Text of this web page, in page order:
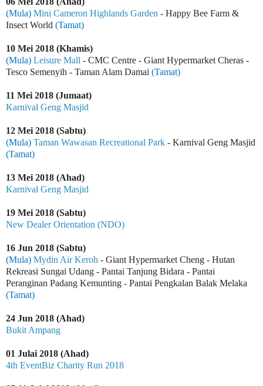
(Mula) Mini Cameron Highlands Garden - Happy Bee Farm &
Insect World (Tamat)
10 Mei 2018 (Khamis)
(Mula) Leisure Mall - CMC Centre - Giant Hypermarket Cheras -
Tesco Semenyih - Taman Alam Damai (Tamat)
11 Mei 2018 (Jumaat)
Karnival Geng Masjid
12 Mei 2018 (Sabtu)
(Mula) Taman Wawasan Recreational Park - Karnival Geng Masjid
(Tamat)
13 Mei 2018 (Ahad)
Karnival Geng Masjid
19 Mei 2018 (Sabtu)
New Dealer Orientation (NDO)
16 Jun 2018 (Sabtu)
(Mula) Mydin Air Keroh - Giant Hypermarket Cheng - Hutan
Rekreasi Sungai Udang - Pantai Tanjung Bidara - Pantai
Peranginan Padang Kemunting - Pantai Pengkalan Balak Melaka
(Tamat)
24 Jun 2018 (Ahad)
Bukit Ampang
01 Julai 2018 (Ahad)
4th EventBiz Charity Run 2018